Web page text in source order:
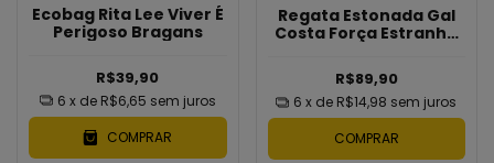
Ecobag Rita Lee Viver É
Perigoso Bragans
R$39,90
6 x de R$6,65 sem juros
COMPRAR
Regata Estonada Gal
Costa Força Estranha
R$89,90
6 x de R$14,98 sem juros
COMPRAR